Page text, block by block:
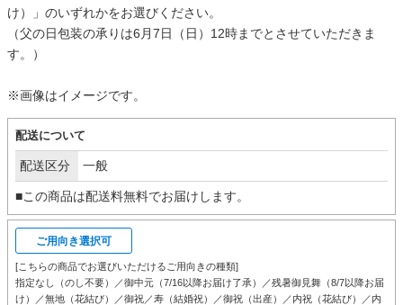
け）」のいずれかをお選びください。
（父の日包装の承りは6月7日（日）12時までとさせていただきま
す。）
※画像はイメージです。
配送について
配送区分 一般
■この商品は配送料無料でお届けします。
ご用向き選択可
[こちらの商品でお選びいただけるご用向きの種類]
指定なし（のし不要）／御中元（7/16以降お届け了承）／残暑御見舞（8/7以降お届
け）／無地（花結び）／御祝／寿（結婚祝）／御祝（出産）／内祝（花結び）／内